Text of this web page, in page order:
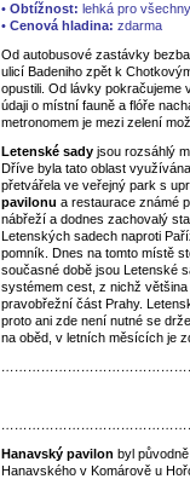
• Obtížnost: lehká pro
• Cenová hladina: zdarma
Od autobusové zastávky
ulicí Badeniho zpět k
opustili. Od lávky pokračujeme
údaji o místní fauně a flóře
metronomem je mezi zelení
Letenské sady jsou rozsáhlý
Dříve byla tato oblast
přetvářela ve veřejný park s
pavilonu a restaurace známé
nábřeží a dodnes zachovalý
Letenských sadech naproti
pomník. Dnes na tomto místě
současné době jsou Letenské
systémem cest, z nichž
pravobřežní část Prahy.
proto ani zde není nutné se
na oběd, v letních měsících je
Hanavský pavilon byl
Hanavského v Komárově u